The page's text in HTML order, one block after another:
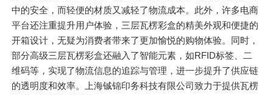
中的安全，而轻便的材质又减轻了物流成本。此外，许多电商
平台还注重提升用户体验，三层瓦楞彩盒的精美外观和便捷的
开箱设计，无疑为消费者带来了更加愉悦的购物体验。同时，
部分高级三层瓦楞彩盒还融入了智能元素，如RFID标签、二
维码等，实现了物流信息的追踪与管理，进一步提升了供应链
的透明度和效率。上海铖锦印务科技有限公司致力于提供瓦楞